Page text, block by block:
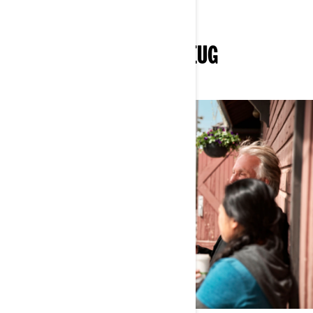
MEHR ÜBER DAS FAHRZEUG